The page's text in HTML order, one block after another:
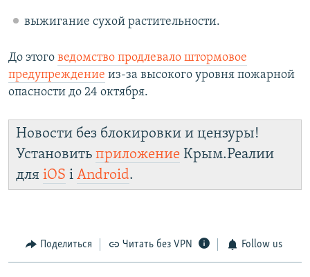
выжигание сухой растительности.
До этого ведомство продлевало штормовое
предупреждение из-за высокого уровня пожарной
опасности до 24 октября.
Новости без блокировки и цензуры!
Установить приложение Крым.Реалии
для iOS і Android.
Поделиться Читать без VPN Follow us